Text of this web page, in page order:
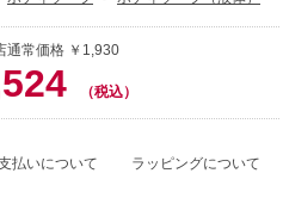
常価格 ￥1,930
（税込）
払いについて ラッピングについて